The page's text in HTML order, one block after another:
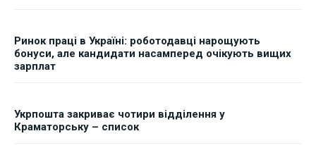
Ринок праці в Україні: роботодавці нарощують
бонуси, але кандидати насамперед очікують вищих
зарплат
Укрпошта закриває чотири відділення у
Краматорську – список